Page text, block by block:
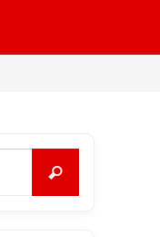
nach:
Suchen